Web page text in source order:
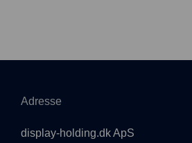
Adresse
display-holding.dk ApS